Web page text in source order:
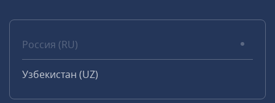
Россия (RU)
Узбекистан (UZ)